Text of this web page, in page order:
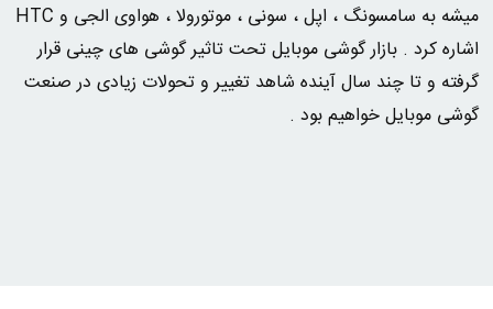
میشه به سامسونگ ، اپل ، سونی ، موتورولا ، هواوی الجی و HTC
اشاره کرد . بازار گوشی موبایل تحت تاثیر گوشی های چینی قرار
گرفته و تا چند سال آینده شاهد تغییر و تحولات زیادی در صنعت
گوشی موبایل خواهیم بود .